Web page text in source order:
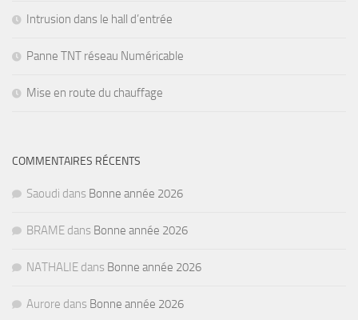
Intrusion dans le hall d’entrée
Panne TNT réseau Numéricable
Mise en route du chauffage
COMMENTAIRES RÉCENTS
Saoudi dans Bonne année 2026
BRAME dans Bonne année 2026
NATHALIE dans Bonne année 2026
Aurore dans Bonne année 2026